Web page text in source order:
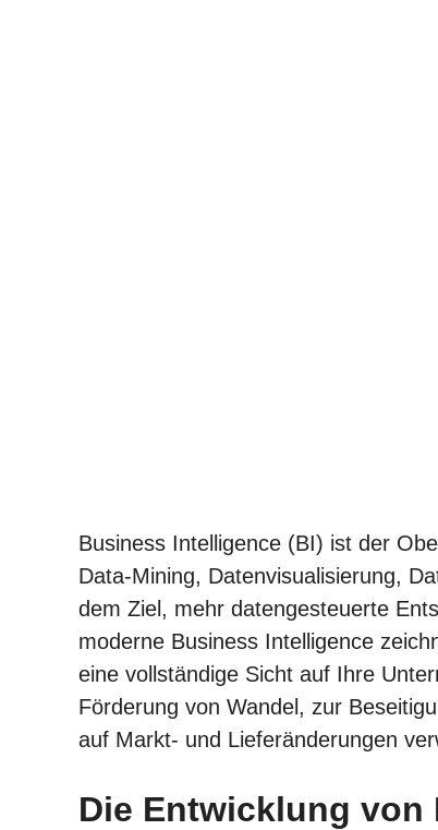
Business Intelligence (BI) ist der
Data-Mining, Datenvisualisierung,
dem Ziel, mehr datengesteuerte
moderne Business Intelligence
eine vollständige Sicht auf Ihre
Förderung von Wandel, zur
auf Markt- und Lieferänderungen
Die Entwicklung